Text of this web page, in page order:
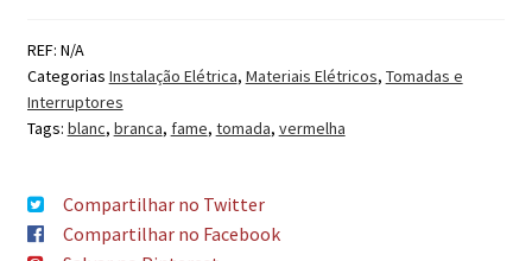
REF: N/A
Categorias Instalação Elétrica, Materiais Elétricos, Tomadas e
Interruptores
Tags: blanc, branca, fame, tomada, vermelha
Compartilhar no Twitter
Compartilhar no Facebook